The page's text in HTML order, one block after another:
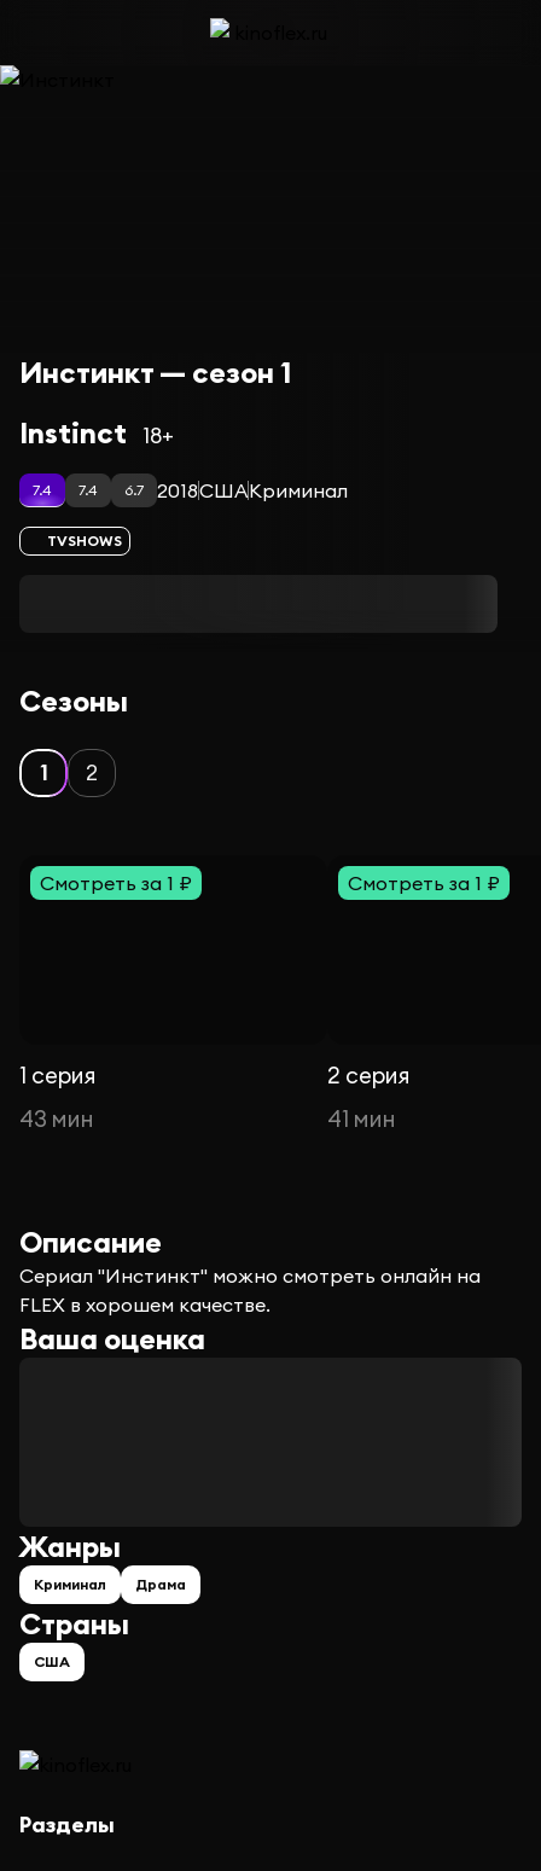
Инстинкт — сезон 1
Instinct
18+
7.4 7.4 6.7 2018СШАКриминал
TVSHOWS
Сезоны
1 2
Смотреть за 1 ₽
1 серия
43 мин
Смотреть за 1 ₽
2 серия
41 мин
Описание
Сериал "Инстинкт" можно смотреть онлайн на
FLEX в хорошем качестве.
Ваша оценка
Страны
США
Жанры
Криминал Драма
Разделы